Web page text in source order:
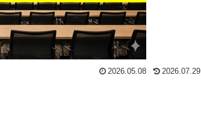
2026.05.08 2026.07.29